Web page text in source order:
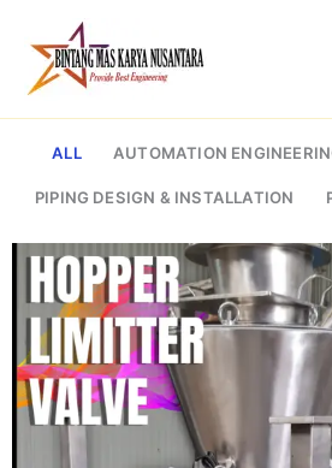
content
ALL AUTOMATION
PIPING DESIGN & INSTALLATION